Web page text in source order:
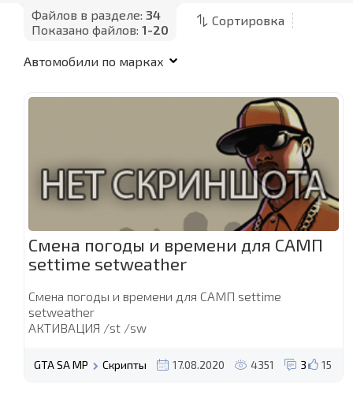
Файлов в разделе: 34
Показано файлов: 1-20
Сортировка
Смена погоды и времени для САМП
settime setweather
Смена погоды и времени для САМП settime
setweather
АКТИВАЦИЯ /st /sw
15
GTA SA MP Скрипты 17.08.2020 4351 3